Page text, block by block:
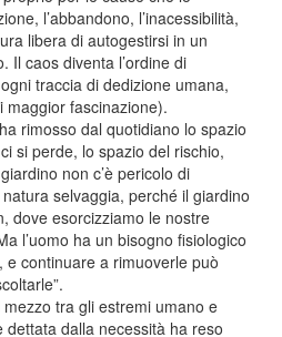
l’abbandono, l’inacessibilità,
libera di autogestirsi in un
Il caos diventa l’ordine di
traccia di dedizione umana,
maggior fascinazione).
rimosso dal quotidiano lo spazio
si perde, lo spazio del rischio,
non c’è pericolo di
selvaggia, perché il giardino
dove esorcizziamo le nostre
l’uomo ha un bisogno fisiologico
continuare a rimuoverle può
tra gli estremi umano e
dettata dalla necessità ha reso